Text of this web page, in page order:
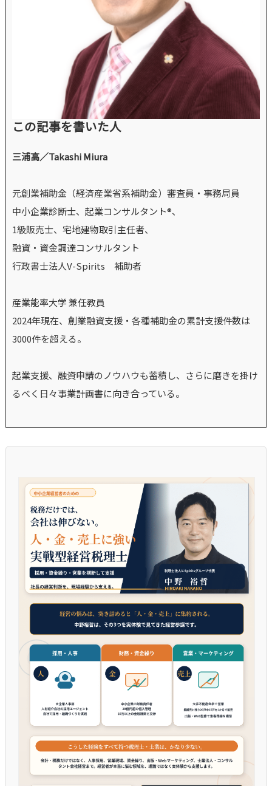
この記事を書いた人
三浦高／Takashi Miura
元創業補助金（経済産業省系補助金）審査員・事務局員
中小企業診断士、起業コンサルタント®、
1級販売士、宅地建物取引主任者、
融資・資金調達コンサルタント
行政書士法人V-Spirits 補助者
産業能率大学 兼任教員
2024年現在、創業融資支援・各種補助金の累計支援件数は
3000件を超える。
起業支援、融資申請のノウハウも蓄積し、さらに磨きを掛け
るべく日々事業計画書に向き合っている。